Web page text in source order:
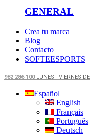
GENERAL
Crea tu marca
Blog
Contacto
SOFTEESPORTS
982 286 100LUNES - VIERNES
Español
English
Français
Português
Deutsch